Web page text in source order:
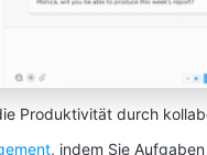
Produktivität durch
, indem Sie